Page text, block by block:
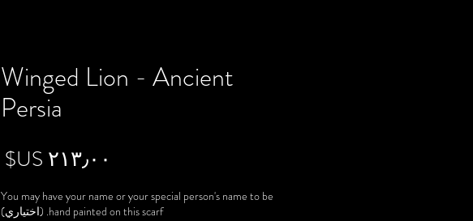
Winged Lion - Ancient
Persia
You may have your name or your special person's name to be
hand painted on this scarf. (اختياري)